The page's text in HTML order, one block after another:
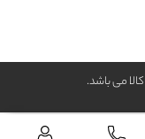
می باشد.